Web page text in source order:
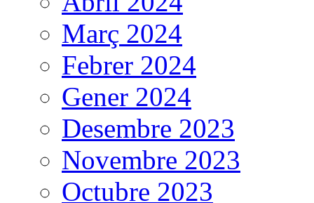
Març 2024
Febrer 2024
Gener 2024
Desembre 2023
Novembre 2023
Octubre 2023